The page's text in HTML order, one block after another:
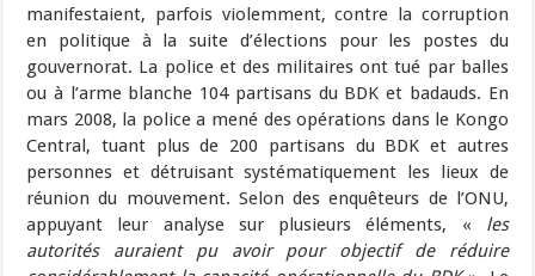
manifestaient, parfois violemment, contre la corruption
en politique à la suite d’élections pour les postes du
gouvernorat. La police et des militaires ont tué par balles
ou à l’arme blanche 104 partisans du BDK et badauds. En
mars 2008, la police a mené des opérations dans le Kongo
Central, tuant plus de 200 partisans du BDK et autres
personnes et détruisant systématiquement les lieux de
réunion du mouvement. Selon des enquêteurs de l’ONU,
appuyant leur analyse sur plusieurs éléments, « les
autorités auraient pu avoir pour objectif de réduire